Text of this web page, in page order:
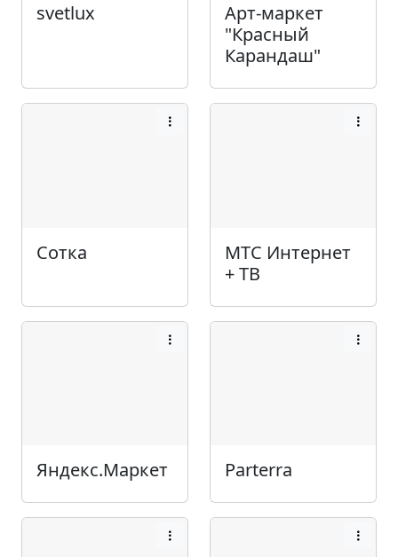
svetlux
Арт-маркет
"Красный
Карандаш"
Сотка
МТС Интернет
+ ТВ
Яндекс.Маркет Parterra